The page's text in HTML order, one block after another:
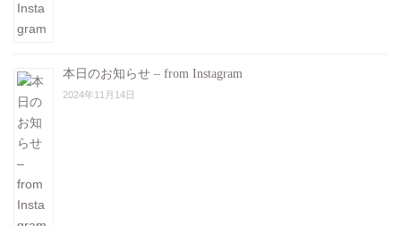
本日のお知らせ – from Instagram
2024年11月14日